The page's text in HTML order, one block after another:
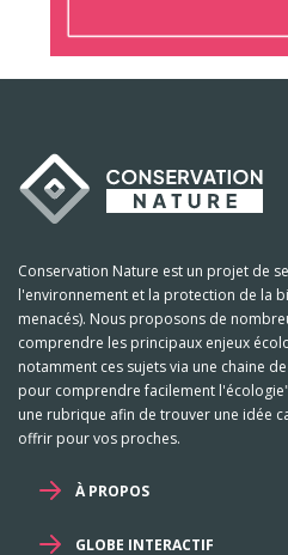
Conservation Nature est un projet de
l'environnement et la protection de la
menacés). Nous proposons de
comprendre les principaux enjeux
notamment ces sujets via une chaine
pour comprendre facilement
une rubrique afin de trouver une idée
offrir pour vos proches.
À PROPOS
GLOBE INTERACTIF